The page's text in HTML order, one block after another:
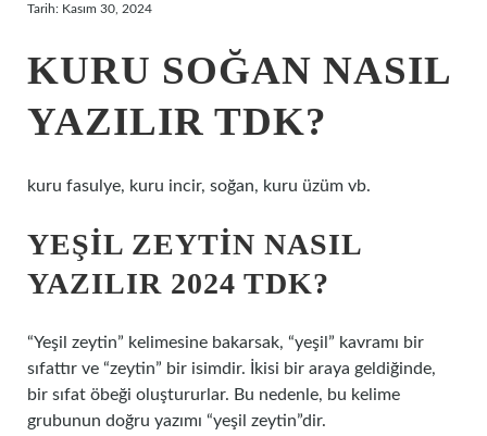
Yasal Uyarı
Tarih: Kasım 30, 2024
KURU SOĞAN NASIL
YAZILIR TDK?
kuru fasulye, kuru incir, soğan, kuru üzüm vb.
YEŞIL ZEYTIN NASIL
YAZILIR 2024 TDK?
“Yeşil zeytin” kelimesine bakarsak, “yeşil” kavramı bir
sıfattır ve “zeytin” bir isimdir. İkisi bir araya geldiğinde,
bir sıfat öbeği oluştururlar. Bu nedenle, bu kelime
grubunun doğru yazımı “yeşil zeytin”dir.